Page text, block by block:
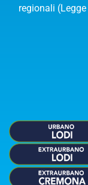
Ora
regionali